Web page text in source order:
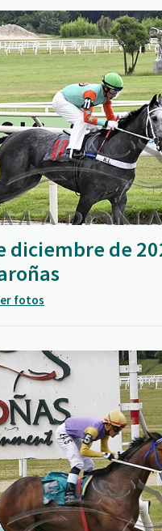
diciembre de
fotos